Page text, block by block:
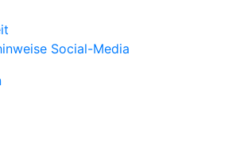
Social-Media